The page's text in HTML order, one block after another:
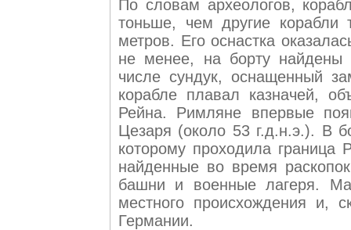
По словам археологов,
тоньше, чем другие корабли
метров. Его оснастка
не менее, на борту найдены
числе сундук, оснащенный
корабле плавал казначей,
Рейна. Римляне впервые
Цезаря (около 53 г.д.н.э.). В
которому проходила граница
найденные во время
башни и военные лагеря.
местного происхождения и,
Германии.